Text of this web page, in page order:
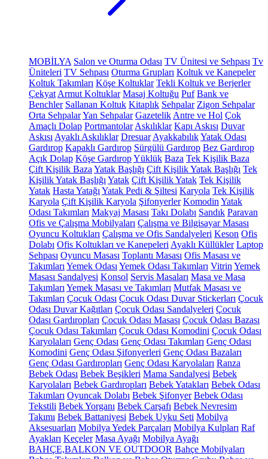
MOBİLYA Salon ve Oturma Odası TV Ünitesi ve Sehpası Tv
Üniteleri TV Sehpası Oturma Grupları Koltuk ve Kanepeler
Koltuk Takımları Köşe Koltuklar Tekli Koltuk ve Berjerler
Çekyat Armut Koltuklar Masaj Koltuğu Puf Bank ve
Benchler Sallanan Koltuk Kitaplık Sehpalar Zigon Sehpalar
Orta SehpalarYan Sehpalar Gazetelik Antre ve Hol Çok
Amaçlı Dolap Portmantolar Askılıklar Kapı Askısı Duvar
Askısı Ayaklı Askılıklar Dresuar AyakkabılıkYatak Odası
Gardırop Kapaklı Gardırop Sürgülü Gardırop Bez Gardırop
Açık Dolap Köşe GardıropYüklük Baza Tek Kişilik Baza
Çift Kişilik Baza Yatak Başlığı Çift Kişilik Yatak Başlığı Tek
Kişilik Yatak Başlığı Yatak Çift Kişilik Yatak Tek Kişilik
Yatak Hasta Yatağı Yatak Pedi & Şiltesi Karyola Tek Kişilik
Karyola Çift Kişilik Karyola Şifonyerler Komodin Yatak
Odası Takımları Makyaj Masası Takı Dolabı Sandık Paravan
Ofis ve Çalışma Mobilyaları Çalışma ve Bilgisayar Masası
Oyuncu Koltukları Çalışma ve Ofis Sandalyeleri Keson Ofis
Dolabı Ofis Koltukları ve Kanepeleri Ayaklı Küllükler Laptop
Sehpası Oyuncu Masası Toplantı Masası Ofis Masası ve
Takımları Yemek Odası Yemek Odası Takımları Vitrin Yemek
Masası Sandalyesi Konsol Servis Masaları Masa ve Masa
Takımları Yemek Masası ve Takımları Mutfak Masası ve
Takımları Çocuk Odası Çocuk Odası Duvar Stickerları Çocuk
Odası Duvar Kağıtları Çocuk Odası Sandalyeleri Çocuk
Odası Gardıropları Çocuk Odası Masası Çocuk Odası Bazası
Çocuk Odası Takımları Çocuk Odası Komodini Çocuk Odası
Karyolaları Genç Odası Genç Odası Takımları Genç Odası
Komodini Genç Odası Şifonyerleri Genç Odası Bazaları
Genç Odası Gardıropları Genç Odası Karyolaları Ranza
Bebek Odası Bebek Beşikleri Mama Sandalyesi Bebek
Karyolaları Bebek Gardıropları Bebek Yatakları Bebek Odası
Takımları Oyuncak Dolabı Bebek Şifonyer Bebek Odası
Tekstili Bebek Yorganı Bebek Çarşafı Bebek Nevresim
Takımı Bebek Battaniyesi Bebek Uyku Seti Mobilya
Aksesuarları Mobilya Yedek Parçaları Mobilya Kulpları Raf
Ayakları Keçeler Masa Ayağı Mobilya Ayağı
BAHÇE,BALKON VE OUTDOOR Bahçe Mobilyaları